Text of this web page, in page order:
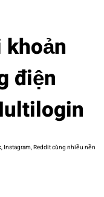
điện
Instagram, Reddit cùng nhiều nền